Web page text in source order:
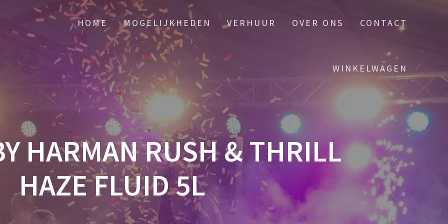
HOME MOGELIJKHEDEN VERHUUR OVER ONS CONTACT
WINKELWAGEN
HARMAN RUSH & THRILL
HAZE FLUID 5L